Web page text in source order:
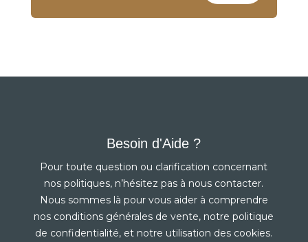
Besoin d'Aide ?
Pour toute question ou clarification concernant
nos politiques, n’hésitez pas à nous contacter.
Nous sommes là pour vous aider à comprendre
nos conditions générales de vente, notre politique
de confidentialité, et notre utilisation des cookies.